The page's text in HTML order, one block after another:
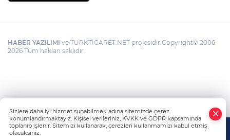
HABER YAZILIMI ve TURKTICARET.NET projesidir Copyright© 2006-
2026 Tüm hakları saklıdır.
Sizlere daha iyi hizmet sunabilmek adına sitemizde çerez
konumlandırmaktayız. Kişisel verileriniz, KVKK ve GDPR kapsamında
toplanıp işlenir. Sitemizi kullanarak, çerezleri kullanmamızı kabul etmiş
olacaksınız.